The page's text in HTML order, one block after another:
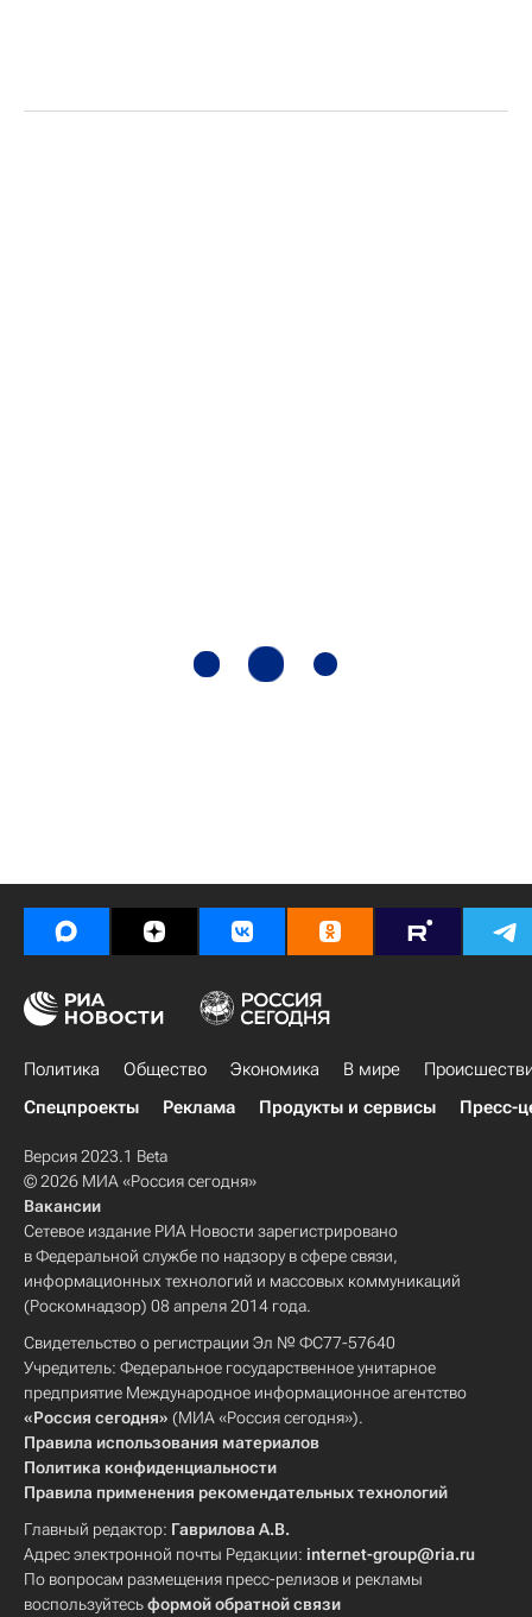
Политика Общество Экономика В мире
Спецпроекты
Реклама Продукты и сервисы Пресс-
Версия 2023.1 Beta
© 2026 МИА «Россия сегодня»
Вакансии
Сетевое издание РИА Новости зарегистрировано
в Федеральной службе по надзору в сфере связи,
информационных технологий и массовых коммуникаций
(Роскомнадзор) 08 апреля 2014 года.
Свидетельство о регистрации Эл № ФС77-57640
Учредитель: Федеральное государственное унитарное
предприятие Международное информационное агентство
«Россия сегодня» (МИА «Россия сегодня»).
Правила использования материалов
Политика конфиденциальности
Правила применения рекомендательных технологий
Главный редактор: Гаврилова А.В.
Адрес электронной почты Редакции: internet-group@ria.ru
По вопросам размещения пресс-релизов и рекламы
воспользуйтесьформой обратной связи